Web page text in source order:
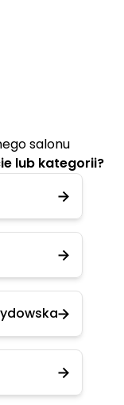
salonu
lub kategorii?